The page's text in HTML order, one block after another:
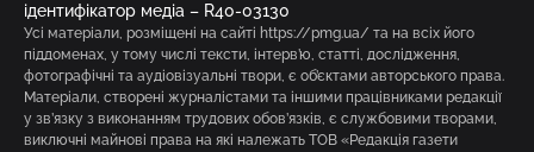
ідентифікатор медіа – R40-03130
Усі матеріали, розміщені на сайті https://pmg.ua/ та на всіх його
піддоменах, у тому числі тексти, інтерв’ю, статті, дослідження,
фотографічні та аудіовізуальні твори, є об’єктами авторського права.
Матеріали, створені журналістами та іншими працівниками редакції
у зв’язку з виконанням трудових обов’язків, є службовими творами,
виключні майнові права на які належать ТОВ «Редакція газети